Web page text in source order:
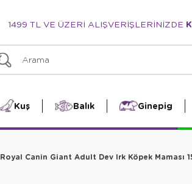
1499 TL VE ÜZERİ ALIŞVERİŞLERİNİZDE
Kuş Balık Ginepig
Royal Canin Giant Adult Dev Irk Köpek Maması